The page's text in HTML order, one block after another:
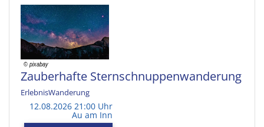
Zauberhafte Sternschnuppenwanderung
ErlebnisWanderung
12.08.2026 21:00 Uhr
Au am Inn